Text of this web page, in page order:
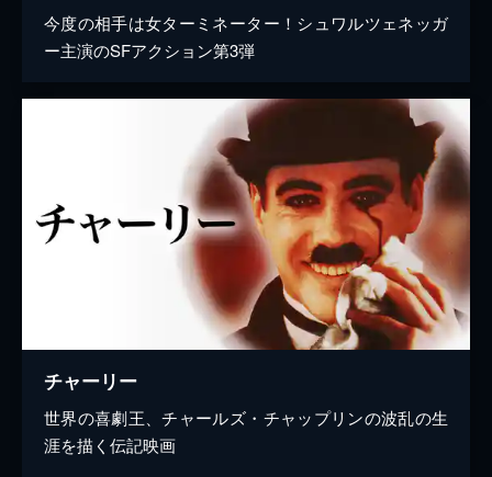
今度の相手は女ターミネーター！シュワルツェネッガ
ー主演のSFアクション第3弾
チャーリー
世界の喜劇王、チャールズ・チャップリンの波乱の生
涯を描く伝記映画